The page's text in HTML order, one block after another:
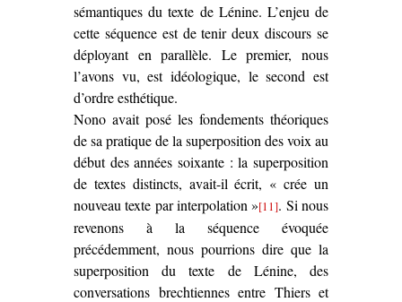
sémantiques du texte de Lénine. L’enjeu de
cette séquence est de tenir deux discours se
déployant en parallèle. Le premier, nous
l’avons vu, est idéologique, le second est
d’ordre esthétique.
Nono avait posé les fondements théoriques
de sa pratique de la superposition des voix au
début des années soixante : la superposition
de textes distincts, avait-il écrit, « crée un
nouveau texte par interpolation »[11]. Si nous
revenons à la séquence évoquée
précédemment, nous pourrions dire que la
superposition du texte de Lénine, des
conversations brechtiennes entre Thiers et